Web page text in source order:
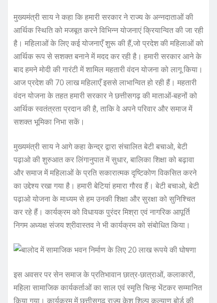
मुख्यमंत्री साय ने कहा कि हमारी सरकार ने राज्य के अन्नदाताओं की
आर्थिक स्थिति को मजबूत करने विभिन्न योजनाएं क्रियान्वित की जा रही
है। महिलाओं के लिए कई योजनाएँ शुरू की हैं,जो प्रदेश की महिलाओं को
आर्थिक रूप से सशक्त बनाने में मदद कर रही है। हमारी सरकार आने के
बाद हमने मोदी की गारंटी में शामिल महतारी वंदन योजना को लागू किया।
आज प्रदेश की 70 लाख महिलाएँ इससे लाभान्वित हो रही हैं। महतारी
वंदन योजना के तहत हमारी सरकार ने छत्तीसगढ़ की माताओं-बहनों को
आर्थिक स्वतंत्रता प्रदान की है, ताकि वे अपने परिवार और समाज में
सशक्त भूमिका निभा सकें।
मुख्यमंत्री साय ने आगे कहा केन्द्र द्वारा संचालित बेटी बचाओ, बेटी
पढ़ाओ की शुरुआत कर लिंगानुपात में सुधार, बालिका शिक्षा को बढ़ावा
और समाज में महिलाओं के प्रति सकारात्मक दृष्टिकोण विकसित करने
का उद्देश्य रखा गया है। हमारी बेटियां हमारा गौरव हैं। बेटी बचाओ, बेटी
पढ़ाओ योजना के माध्यम से हम उनकी शिक्षा और सुरक्षा को सुनिश्चित
कर रहे हैं। कार्यक्रम को विधायक पुरंदर मिश्रा एवं नागरिक आपूर्ति
निगम अध्यक्ष संजय श्रीवास्तव ने भी कार्यक्रम को संबोधित किया।
इस अवसर पर सेन समाज के प्रतिभावान छात्र-छात्राओं, कलाकारों,
महिला सामाजिक कार्यकर्ताओं का साल एवं स्मृति चिन्ह भेंटकर सम्मानित
किया गया। कार्यक्रम में छत्तीसगढ़ राज्य केश शिल्प कल्याण बोर्ड की